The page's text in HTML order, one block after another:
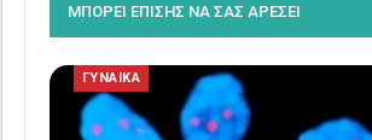
ΜΠΟΡΕΙ ΕΠΙΣΗΣ ΝΑ ΣΑΣ ΑΡΕΣΕΙ
ΓΥΝΑΙΚΑ